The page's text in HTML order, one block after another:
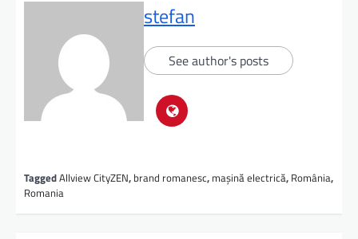
stefan
See author's posts
TaggedAllview CityZEN, brand romanesc, mașină electrică, România,
Romania